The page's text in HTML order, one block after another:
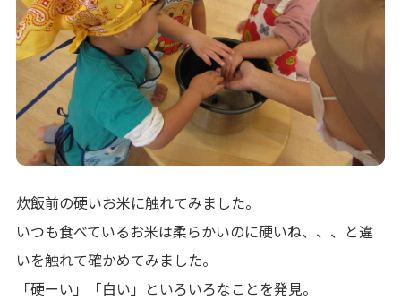
プライバシーポリシー サイトのご利用について
サイトマップ ニチイ学館オフィシャルサイト
炊飯前の硬いお米に触れてみました。
いつも食べているお米は柔らかいのに硬いね、、、と違
いを触れて確かめてみました。
「硬ーい」「白い」といろいろなことを発見。